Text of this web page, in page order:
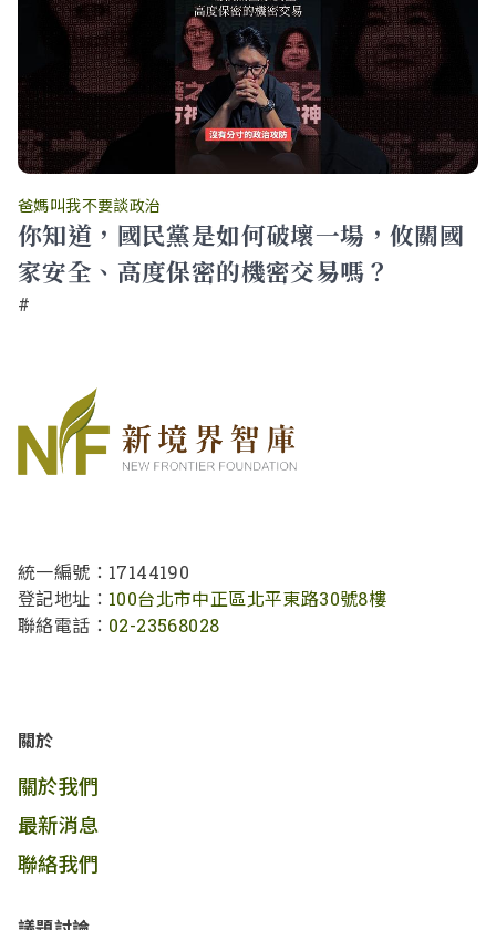
爸媽叫我不要談政治
你知道，國民黨是如何破壞一場，攸關國
家安全、高度保密的機密交易嗎？
#
統一編號：17144190
登記地址： 100台北市中正區北平東路30號8樓
聯絡電話： 02-23568028
關於
關於我們
最新消息
聯絡我們